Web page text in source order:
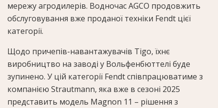
мережу агродилерів. Водночас AGCO продовжить
обслуговування вже проданої техніки Fendt цієї
категорії.
Щодо причепів-навантажувачів Tigo, їхнє
виробництво на заводі у Вольфенбюттелі буде
зупинено. У цій категорії Fendt співпрацюватиме з
компанією Strautmann, яка вже в сезоні 2025
представить модель Magnon 11 – рішення з